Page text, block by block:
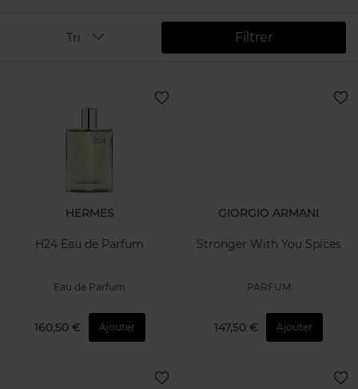
Filtrer
Tri
HERMES
H24 Eau de Parfum
Eau de Parfum
160,50 € Ajouter
GIORGIO ARMANI
Stronger With You Spices
PARFUM
147,50 € Ajouter